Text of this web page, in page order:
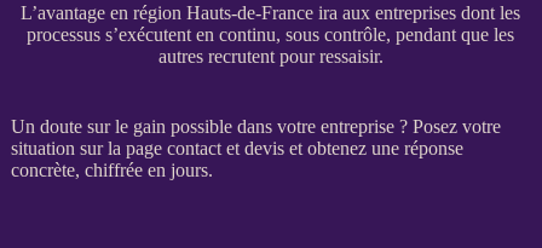
L’avantage en région Hauts-de-France ira aux entreprises dont les
processus s’exécutent en continu, sous contrôle, pendant que les
autres recrutent pour ressaisir.
Un doute sur le gain possible dans votre entreprise ? Posez votre
situation sur la page contact et deviset obtenez une réponse
concrète, chiffrée en jours.